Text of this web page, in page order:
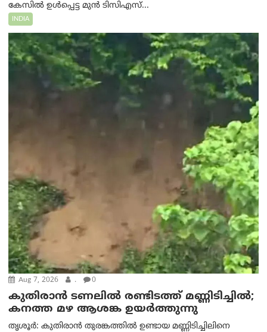
കേസിൽ ഉൾപ്പെട്ട മുൻ ടിസിഎസ്...
INDIA
Aug 7, 2026 . 0
കുതിരാൻ ടണലിൽ രണ്ടിടത്ത് മണ്ണിടിച്ചിൽ;
കനത്ത മഴ ആശങ്ക ഉയർത്തുന്നു
തൃശൂർ: കുതിരാൻ തുരങ്കത്തിൽ ഉണ്ടായ മണ്ണിടിച്ചിലിനെ